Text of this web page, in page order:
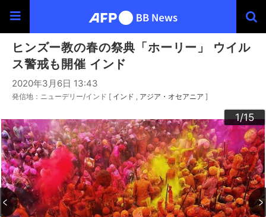
ヒンズー教の春の祭典「ホーリー」 ウイル
ス警戒も開催 インド
2020年3月6日 13:43
発信地：ニューデリー/インド [ インド アジア・オセアニア ]
1/15
2/15
3/15
4/15
5/15
6/15
7/15
8/15
9/15
10/15
11/15
12/15
13/15
14/15
15/15